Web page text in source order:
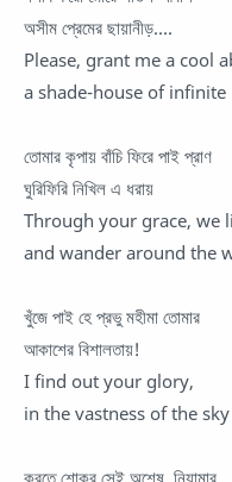
অসীম প্রেমের ছায়ানীড়....
Please, grant me a cool
a shade-house of infinite
তোমার কৃপায় বাঁচি ফিরে পাই প্রাণ
ঘুরিফিরি নিখিল এ ধরায়
Through your grace, we
and wander around the
খুঁজে পাই হে প্রভু মহীমা তোমার
আকাশের বিশালতায়!
I find out your glory,
in the vastness of the
করতে শোকর সেই অশেষ নিয়ামার